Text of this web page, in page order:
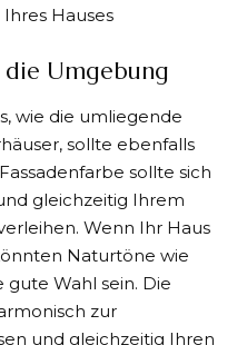
Hauses
die Umgebung
wie die umliegende
sollte ebenfalls
sollte sich
gleichzeitig Ihrem
Wenn Ihr Haus
Naturtöne wie
gute Wahl sein. Die
zur
und gleichzeitig Ihren